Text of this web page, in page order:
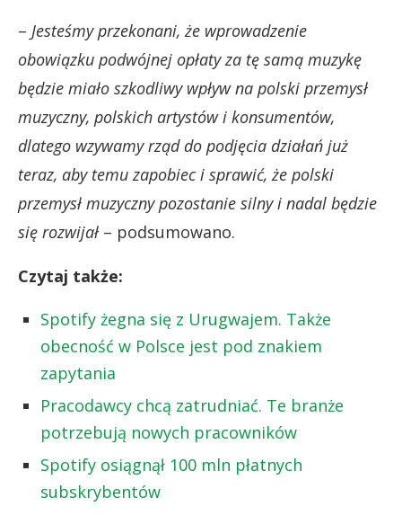
– Jesteśmy przekonani, że wprowadzenie
obowiązku podwójnej opłaty za tę samą muzykę
będzie miało szkodliwy wpływ na polski przemysł
muzyczny, polskich artystów i konsumentów,
dlatego wzywamy rząd do podjęcia działań już
teraz, aby temu zapobiec i sprawić, że polski
przemysł muzyczny pozostanie silny i nadal będzie
się rozwijał – podsumowano.
Czytaj także:
Spotify żegna się z Urugwajem. Także
obecność w Polsce jest pod znakiem
zapytania
Pracodawcy chcą zatrudniać. Te branże
potrzebują nowych pracowników
Spotify osiągnął 100 mln płatnych
subskrybentów